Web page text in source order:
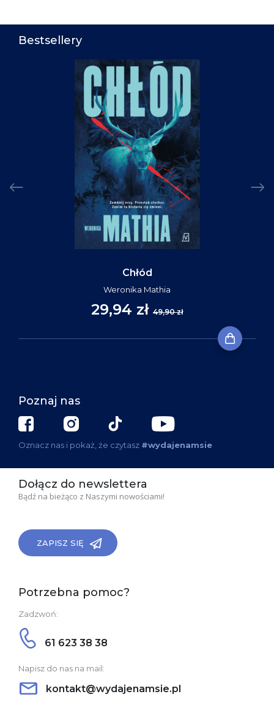
Bestsellery
Chłód
Weronika Mathia
29,94 zł 49,90 zł
Poznaj nas
Oznacz nas i pokaż, że czytasz #wydajenamsie
Dołącz do newslettera
Bądź na bieżąco z Naszymi nowościami!
ZAPISZ SIĘ
Potrzebna pomoc?
Zadzwoń:
61 623 38 38
Napisz do nas na mail:
kontakt@wydajenamsie.pl